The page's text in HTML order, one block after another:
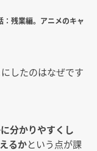
残業編。アニメのキャ
したのはなぜです
分かりやすくし
るかという点が課